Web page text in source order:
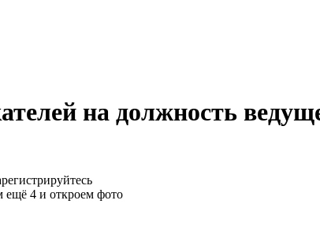
на должность
ещё 4 и откроем фото